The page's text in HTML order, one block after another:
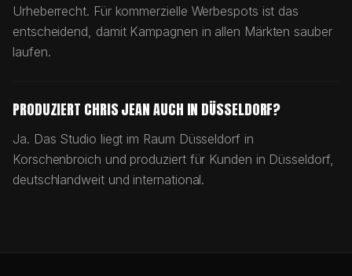
Urheberrecht. Für kommerzielle Werbespots ist das
entscheidend, damit Kampagnen in allen Märkten sauber
laufen.
PRODUZIERT CHRIS JEAN AUCH IN DÜSSELDORF?
Ja. Das Studio liegt im Raum Düsseldorf in
Korschenbroich und produziert für Kunden in Düsseldorf,
deutschlandweit und international.